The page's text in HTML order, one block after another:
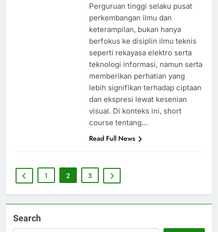
Perguruan tinggi selaku pusat
perkembangan ilmu dan
keterampilan, bukan hanya
berfokus ke disiplin ilmu teknis
seperti rekayasa elektro serta
teknologi informasi, namun serta
memberikan perhatian yang
lebih signifikan terhadap ciptaan
dan ekspresi lewat kesenian
visual. Di konteks ini, short
course tentang…
Read Full News
1 2 3
Search